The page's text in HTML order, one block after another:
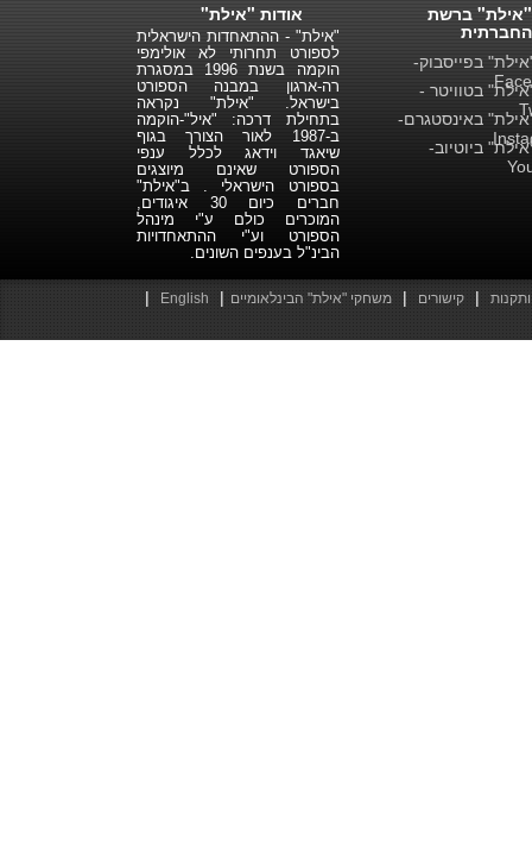
אודות "אילת"
"אילת" - ההתאחדות הישראלית
לספורט תחרותי לא אולימפי
הוקמה בשנת 1996 במסגרת
רה-ארגון במבנה הספורט
בישראל. "אילת" נקראה
בתחילת דרכה: "איל"-הוקמה
ב-1987 לאור הצורך בגוף
שיאגד וידאג לכלל ענפי
הספורט שאינם מיוצגים
בספורט הישראלי . ב"אילת"
חברים כיום 30 איגודים,
המוכרים כולם ע"י מינהל
הספורט וע"י ההתאחדויות
הבינ"ל בענפים השונים.
"אילת" ברשת
החברתית
בפייסבוק-
בטוויטר -
באינסטגרם-
ביוטיוב-
| קישורים | משחקי "אילת" הבינלאומיים |
English
|